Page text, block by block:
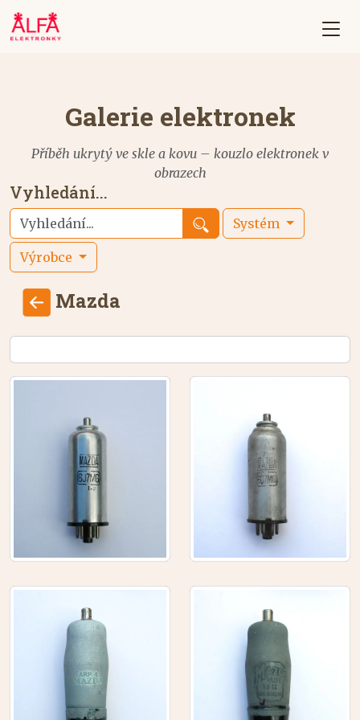
Galerie elektronek
Příběh ukrytý ve skle a kovu – kouzlo elektronek v
obrazech
Vyhledání...
Systém
Výrobce
Mazda